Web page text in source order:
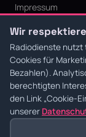
Impressum
AGB
Cookie-
© 2026
Impressum
Wir
Radiodienste
Cookies für
Bezahlen).
berechtigten
den Link „Cookie-
unserer